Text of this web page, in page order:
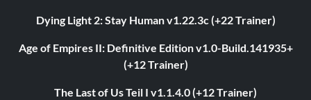
Dying Light 2: Stay Human v1.22.3c (+22 Trainer)
Age of Empires II: Definitive Edition v1.0-Build.141935+
(+12 Trainer)
The Last of Us Teil I v1.1.4.0 (+12 Trainer)